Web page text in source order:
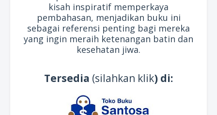
kisah inspiratif memperkaya
pembahasan, menjadikan buku ini
sebagai referensi penting bagi mereka
yang ingin meraih ketenangan batin dan
kesehatan jiwa.
Tersedia (silahkan klik) di: